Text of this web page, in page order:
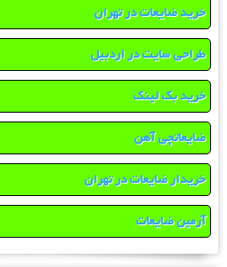
خرید ضایعات در تهران
طراحی سایت در اردبیل
خرید بک لینک
ضایعاتچی آهن
خریدار ضایعات در تهران
آرمین ضایعات